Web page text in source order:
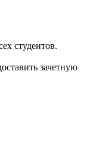
студентов.
зачетную